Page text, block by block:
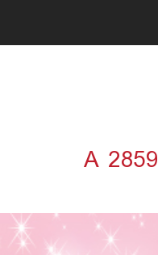
A 2859